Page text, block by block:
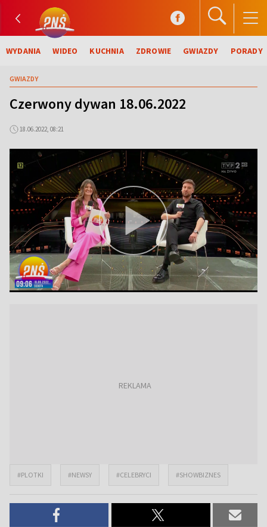
WYDANIA WIDEO KUCHNIA ZDROWIE GWIAZDY PORADY
GWIAZDY
Czerwony dywan 18.06.2022
18.06.2022, 08:21
#PLOTKI #NEWSY #CELEBRYCI #SHOWBIZNES